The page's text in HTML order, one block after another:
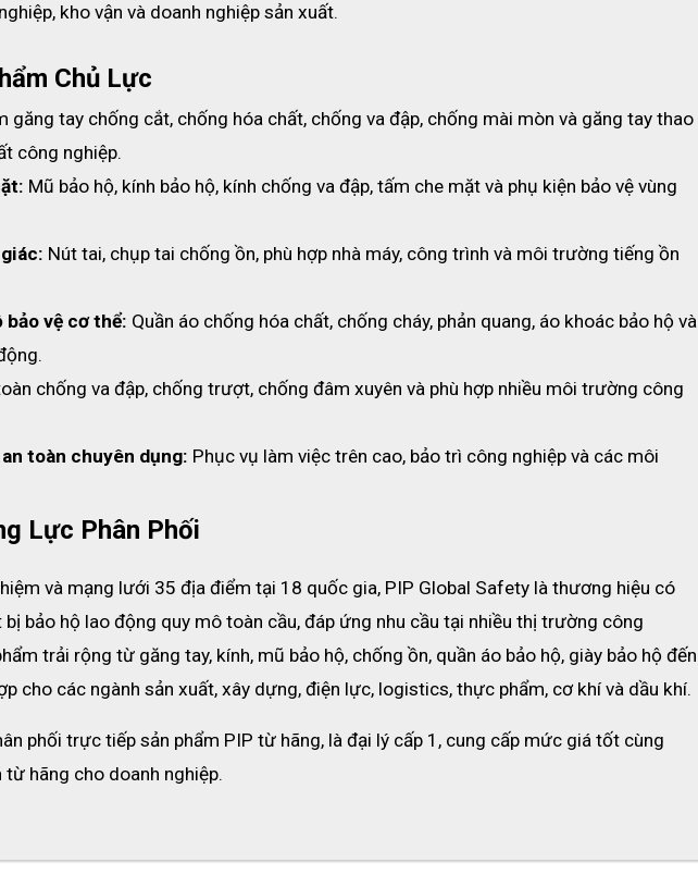
kho vận và doanh nghiệp sản xuất.
Chủ Lực
găng tay chống cắt, chống hóa chất, chống va đập, chống mài mòn và găng tay thao
công nghiệp.
Mũ bảo hộ, kính bảo hộ, kính chống va đập, tấm che mặt và phụ kiện bảo vệ vùng
Nút tai, chụp tai chống ồn, phù hợp nhà máy, công trình và môi trường tiếng ồn
bảo vệ cơ thể: Quần áo chống hóa chất, chống cháy, phản quang, áo khoác bảo hộ và
chống va đập, chống trượt, chống đâm xuyên và phù hợp nhiều môi trường công
toàn chuyên dụng: Phục vụ làm việc trên cao, bảo trì công nghiệp và các môi
Lực Phân Phối
và mạng lưới 35 địa điểm tại 18 quốc gia, PIP Global Safety là thương hiệu có
bảo hộ lao động quy mô toàn cầu, đáp ứng nhu cầu tại nhiều thị trường công
trải rộng từ găng tay, kính, mũ bảo hộ, chống ồn, quần áo bảo hộ, giày bảo hộ đến
cho các ngành sản xuất, xây dựng, điện lực, logistics, thực phẩm, cơ khí và dầu khí.
phối trực tiếp sản phẩm PIP từ hãng, là đại lý cấp 1, cung cấp mức giá tốt cùng
hãng cho doanh nghiệp.